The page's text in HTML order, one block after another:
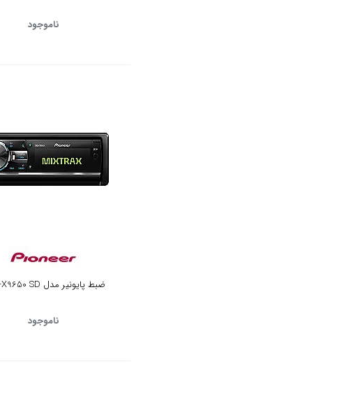
ناموجود
ضبط پایونیر مدل DEH-X9650 SD
ناموجود